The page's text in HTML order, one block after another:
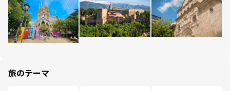
旅のテーマ